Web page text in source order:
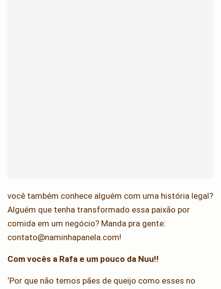
você também conhece alguém com uma história legal?
Alguém que tenha transformado essa paixão por
comida em um negócio? Manda pra gente:
contato@naminhapanela.com!
Com vocês a Rafa e um pouco da Nuu!!
‘Por que não temos pães de queijo como esses no